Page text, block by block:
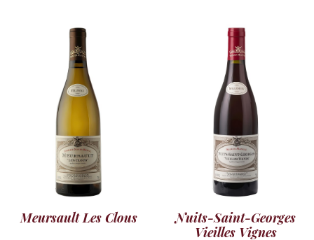
Meursault Les Clous
Nuits-Saint-Georges
Vieilles Vignes